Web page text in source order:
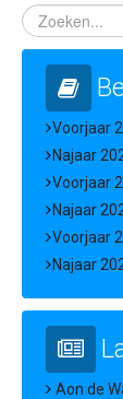
Voorjaar
Najaar
Voorjaar
Najaar
Voorjaar
Najaar
Aon de